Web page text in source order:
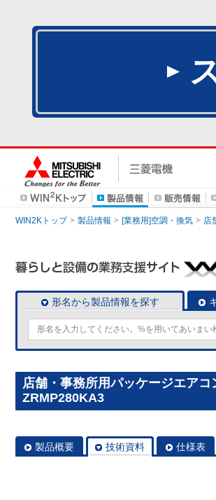
WIN2Kトップ 製品情報 [業務用]空調・換気 店
形名から製品情報を探す
店舗・事務所用パッケージエア
ZRMP280KA3
製品概要 技術資料 仕様表